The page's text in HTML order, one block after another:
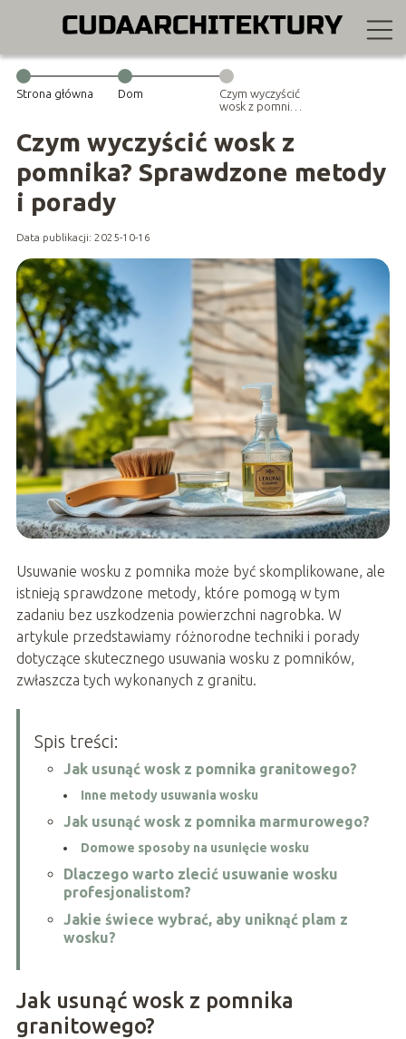
Strona główna Dom
Czym wyczyścić
wosk z pomnika?
metody i
porady
Czym wyczyścić wosk z
pomnika? Sprawdzone metody
i porady
Data publikacji: 2025-10-16
Usuwanie wosku z pomnika może być skomplikowane, ale
istnieją sprawdzone metody, które pomogą w tym
zadaniu bez uszkodzenia powierzchni nagrobka. W
artykule przedstawiamy różnorodne techniki i porady
dotyczące skutecznego usuwania wosku z pomników,
zwłaszcza tych wykonanych z granitu.
Spis treści:
Jak usunąć wosk z pomnika granitowego?
Inne metody usuwania wosku
Jak usunąć wosk z pomnika marmurowego?
Domowe sposoby na usunięcie wosku
Dlaczego warto zlecić usuwanie wosku
profesjonalistom?
Jakie świece wybrać, aby uniknąć plam z
wosku?
Jak usunąć wosk z pomnika
granitowego?